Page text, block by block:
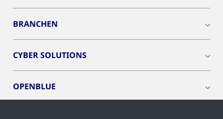
BRANCHEN
CYBER SOLUTIONS
OPENBLUE